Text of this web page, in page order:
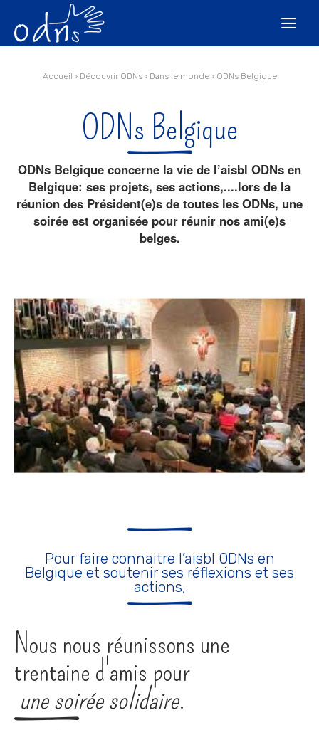

Accueil › Découvrir ODNs › Dans le monde › ODNs Belgique
ODNs Belgique
ODNs Belgique concerne la vie de l’aisbl ODNs en
Belgique: ses projets, ses actions,....lors de la
réunion des Président(e)s de toutes les ODNs, une
soirée est organisée pour réunir nos ami(e)s
belges.
Pour faire connaitre l’aisbl ODNs en
Belgique et soutenir ses réflexions et ses
actions,
Nous nous réunissons une
trentaine d'amis pour
une soirée solidaire.